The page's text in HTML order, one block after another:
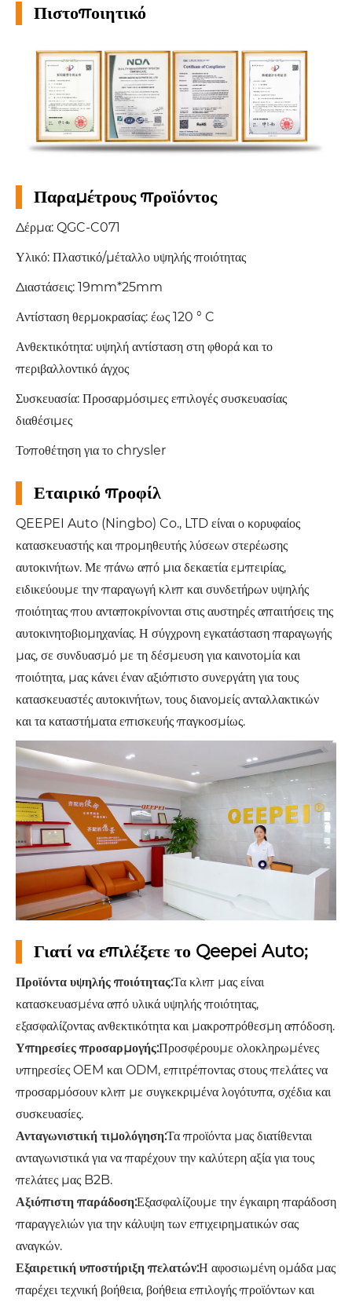
Πιστοποιητικό
Παραμέτρους προϊόντος
Δέρμα: QGC-C071
Υλικό: Πλαστικό/μέταλλο υψηλής ποιότητας
Διαστάσεις: 19mm*25mm
Αντίσταση θερμοκρασίας: έως 120 ° C
Ανθεκτικότητα: υψηλή αντίσταση στη φθορά και το
περιβαλλοντικό άγχος
Συσκευασία: Προσαρμόσιμες επιλογές συσκευασίας
διαθέσιμες
Τοποθέτηση για το chrysler
Εταιρικό προφίλ
QEEPEI Auto (Ningbo) Co., LTD είναι ο κορυφαίος
κατασκευαστής και προμηθευτής λύσεων στερέωσης
αυτοκινήτων. Με πάνω από μια δεκαετία εμπειρίας,
ειδικεύουμε την παραγωγή κλιπ και συνδετήρων υψηλής
ποιότητας που ανταποκρίνονται στις αυστηρές απαιτήσεις της
αυτοκινητοβιομηχανίας. Η σύγχρονη εγκατάσταση παραγωγής
μας, σε συνδυασμό με τη δέσμευση για καινοτομία και
ποιότητα, μας κάνει έναν αξιόπιστο συνεργάτη για τους
κατασκευαστές αυτοκινήτων, τους διανομείς ανταλλακτικών
και τα καταστήματα επισκευής παγκοσμίως.
Γιατί να επιλέξετε το Qeepei Auto;
Προϊόντα υψηλής ποιότητας:Τα κλιπ μας είναι
κατασκευασμένα από υλικά υψηλής ποιότητας,
εξασφαλίζοντας ανθεκτικότητα και μακροπρόθεσμη απόδοση.
Υπηρεσίες προσαρμογής:Προσφέρουμε ολοκληρωμένες
υπηρεσίες OEM και ODM, επιτρέποντας στους πελάτες να
προσαρμόσουν κλιπ με συγκεκριμένα λογότυπα, σχέδια και
συσκευασίες.
Ανταγωνιστική τιμολόγηση:Τα προϊόντα μας διατίθενται
ανταγωνιστικά για να παρέχουν την καλύτερη αξία για τους
πελάτες μας B2B.
Αξιόπιστη παράδοση:Εξασφαλίζουμε την έγκαιρη παράδοση
παραγγελιών για την κάλυψη των επιχειρηματικών σας
αναγκών.
Εξαιρετική υποστήριξη πελατών:Η αφοσιωμένη ομάδα μας
παρέχει τεχνική βοήθεια, βοήθεια επιλογής προϊόντων και